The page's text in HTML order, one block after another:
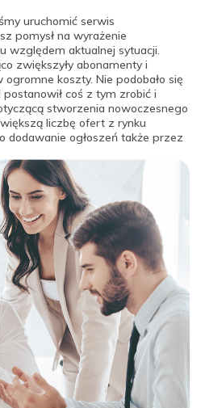
uruchomić serwis
pomysł na wyrażenie
względem aktualnej sytuacji.
zwiększyły abonamenty i
koszty. Nie podobało się
coś z tym zrobić i
stworzenia nowoczesnego
liczbę ofert z rynku
dodawanie ogłoszeń także przez